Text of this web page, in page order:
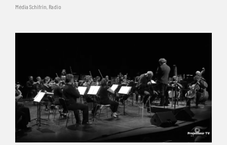
Média Schifrin, Radio